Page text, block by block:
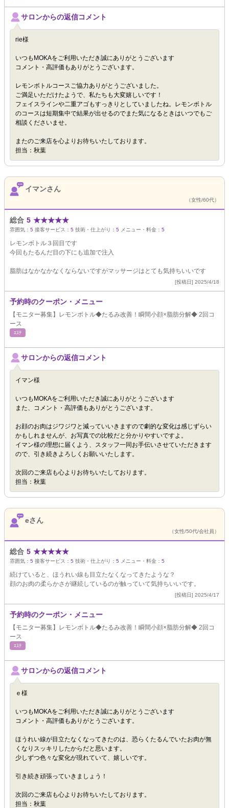
サロンからの返信コメント
rie様
いつもMOKAをご利用いただき誠にありがとうございます
コメント・高評価もありがとうございます。
レモンボトルコースご協力ありがとうございました。
ご満足いただけたようで、私たちも大変嬉しいです！
フェイスラインや二重アゴもすっきりとしていましたね。レモンボトル
のコースは短期集中で結果が出せるのでまた気になるときはいつでもご
相談くださいませ。
またのご来店を心よりお待ちいたしております。
担当：秋葉
イマンさん
（女性/60代）
総合 5 ★★★★★
雰囲気： 5 接客サービス： 5 技術・仕上がり： 5 メニュー・料金： 5
レモンボトル３回目です
今回もたるんだ目の下にも追加で注入
脂肪はなかなかなくならないですがマッサージはとても気持ちいいです
[投稿日] 2025/4/18
予約時のクーポン・メニュー
【モニター募集】レモンボトル◆たるみ改善！瞬間小顔×脂肪分解◆ 2回コ
ース
ｴｽﾃ
サロンからの返信コメント
イマン様
いつもMOKAをご利用いただき誠にありがとうございます
また、コメント・高評価もありがとうございます。
お顔のお肉はジワジワと減っていいきますので劇的な変化は感じずらい
かもしれませんが、お写真での比較だと分かりやすいですよ。
イマン様の理想に届くよう、スタッフ一同お手伝いさせていただきます
ので、引き続きよろしくお願いいたします。
次回のご来店も心よりお待ちいたしております。
担当：秋葉
eさん
（女性/50代/会社員）
総合 5 ★★★★★
雰囲気： 5 接客サービス： 5 技術・仕上がり： 5 メニュー・料金： 5
続けていると、ほうれい線も目立たなくなってきたような？
顔のお肉の柔らかさが継続しているのが触っていて気持ちいいです。
[投稿日] 2025/4/17
予約時のクーポン・メニュー
【モニター募集】レモンボトル◆たるみ改善！瞬間小顔×脂肪分解◆ 2回コ
ース
ｴｽﾃ
サロンからの返信コメント
ｅ様
いつもMOKAをご利用いただき誠にありがとうございます
コメント・高評価もありがとうございます。
ほうれい線が目立たなくなってきたのは、恐らくたるんでいたお肉が無
くなりスッキリしたからだと思います。
少しずつ色々な変化が現れていて、嬉しいです。
引き続き頑張っていきましょう！
次回のご来店も心よりお待ちいたしております。
担当：秋葉